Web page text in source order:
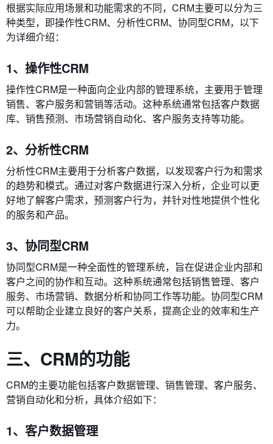
根据实际应用场景和功能需求的不同，CRM主要可以分为三
种类型，即操作性CRM、分析性CRM、协同型CRM，以下
为详细介绍：
1、操作性CRM
操作性CRM是一种面向企业内部的管理系统，主要用于管理
销售、客户服务和营销等活动。这种系统通常包括客户数据
库、销售预测、市场营销自动化、客户服务支持等功能。
2、分析性CRM
分析性CRM主要用于分析客户数据，以发现客户行为和需求
的趋势和模式。通过对客户数据进行深入分析，企业可以更
好地了解客户需求，预测客户行为，并针对性地提供个性化
的服务和产品。
3、协同型CRM
协同型CRM是一种全面性的管理系统，旨在促进企业内部和
客户之间的协作和互动。这种系统通常包括销售管理、客户
服务、市场营销、数据分析和协同工作等功能。协同型CRM
可以帮助企业建立良好的客户关系，提高企业的效率和生产
力。
三、CRM的功能
CRM的主要功能包括客户数据管理、销售管理、客户服务、
营销自动化和分析，具体介绍如下：
1、客户数据管理